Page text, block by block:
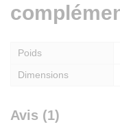
Poids
Dimensions
Avis (1)